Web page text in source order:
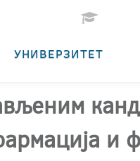
УНИВЕРЗИТЕТ
и